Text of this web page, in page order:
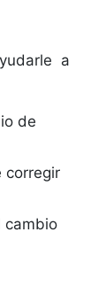
a
de
corregir
cambio